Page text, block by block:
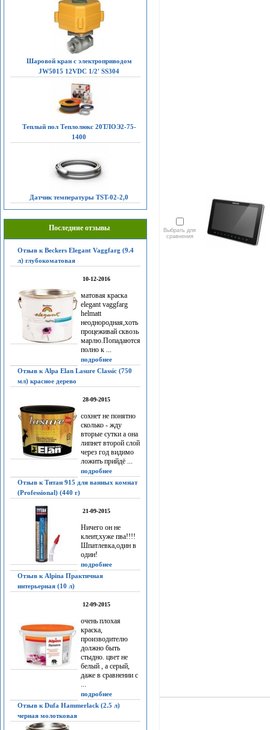
Шаровой кран с электроприводом
JW5015 12VDC 1/2' SS304
Теплый пол Теплолюкс 20ТЛОЭ2-75-
1400
Датчик температуры TST-02-2,0
Последние отзывы
Отзыв к Beckers Elegant Vaggfarg (9.4
л) глубокоматовая
10-12-2016
матовая краска
elegant vaggfarg
helmatt
неоднородная,хоть
процеживай сквозь
марлю.Попадаются
полно к ...
подробнее
Отзыв к Alpa Elan Lasure Classic (750
мл) красное дерево
28-09-2015
сохнет не понятно
сколько - жду
вторые сутки а она
липнет второй слой
через год видимо
ложить прийдё ...
подробнее
Отзыв к Титан 915 для ванных комнат
(Professional) (440 г)
21-09-2015
Ничего он не
клеит,хуже пва!!!!
Шпатлевка,один в
один!
подробнее
Отзыв к Alpina Практичная
интерьерная (10 л)
12-09-2015
очень плохая
краска,
производителю
должно быть
стыдно. цвет не
белый , а серый,
даже в сравнении с
...
подробнее
Отзыв к Dufa Hammerlack (2.5 л)
черная молотковая
Выбрать для
сравнения